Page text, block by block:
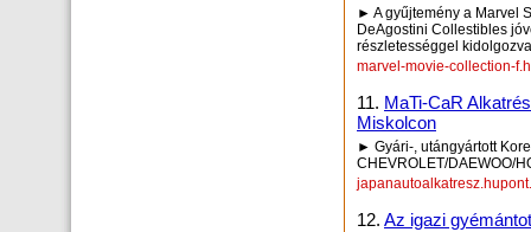
► A gyűjtemény a Marvel
DeAgostini Collestibles
részletességgel
marvel-movie-collection-
11. MaTi-CaR
Miskolcon
► Gyári-, utángyártott
CHEVROLET/DAEWOO/
12. Az igazi